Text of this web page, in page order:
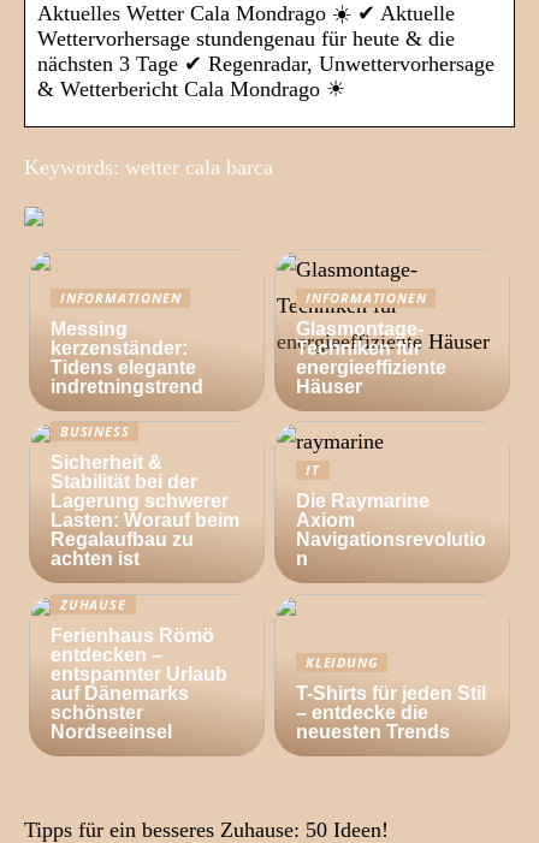
Aktuelles Wetter Cala Mondrago ☀️ ✔ Aktuelle
Wettervorhersage stundengenau für heute & die
nächsten 3 Tage ✔ Regenradar, Unwettervorhersage
& Wetterbericht Cala Mondrago ☀
Keywords: wetter cala barca
INFORMATIONEN
Messing
kerzenständer:
Tidens elegante
indretningstrend
INFORMATIONEN
Glasmontage-
Techniken für
energieeffiziente
Häuser
BUSINESS
Sicherheit &
Stabilität bei der
Lagerung schwerer
Lasten: Worauf beim
Regalaufbau zu
achten ist
IT
Die Raymarine
Axiom
Navigationsrevolutio
n
ZUHAUSE
Ferienhaus Römö
entdecken –
entspannter Urlaub
auf Dänemarks
schönster
Nordseeinsel
KLEIDUNG
T-Shirts für jeden Stil
– entdecke die
neuesten Trends
Tipps für ein besseres Zuhause: 50 Ideen!